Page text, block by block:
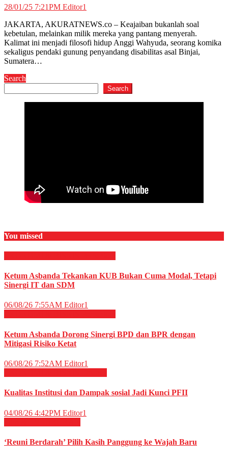
28/01/25 7:21PM Editor1
JAKARTA, AKURATNEWS.co – Keajaiban bukanlah soal
kebetulan, melainkan milik mereka yang pantang menyerah.
Kalimat ini menjadi filosofi hidup Anggi Wahyuda, seorang komika
sekaligus pendaki gunung penyandang disabilitas asal Binjai,
Sumatera…
Search
Search
You missed
Ketum Asbanda Tekankan KUB Bukan Cuma Modal, Tetapi
Sinergi IT dan SDM
06/08/26 7:55AM Editor1
Ketum Asbanda Dorong Sinergi BPD dan BPR dengan
Mitigasi Risiko Ketat
06/08/26 7:52AM Editor1
Kualitas Institusi dan Dampak sosial Jadi Kunci PFII
04/08/26 4:42PM Editor1
‘Reuni Berdarah’ Pilih Kasih Panggung ke Wajah Baru